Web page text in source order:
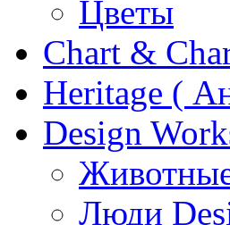
Цветы
Chart &
Heritage (
Design
Люди